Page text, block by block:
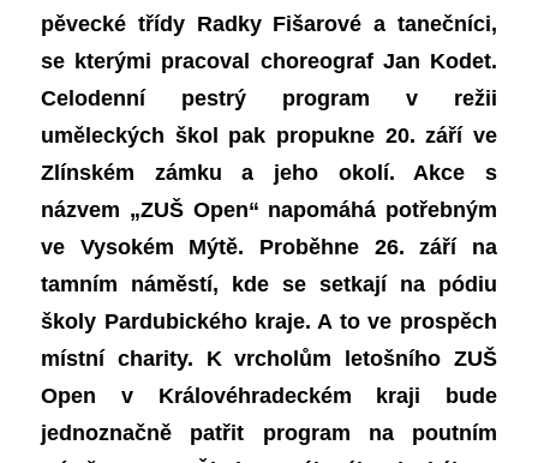
pěvecké třídy Radky Fišarové a tanečníci,
se kterými pracoval choreograf Jan Kodet.
Celodenní pestrý program v režii
uměleckých škol pak propukne 20. září ve
Zlínském zámku a jeho okolí. Akce s
názvem „ZUŠ Open“ napomáhá potřebným
ve Vysokém Mýtě. Proběhne 26. září na
tamním náměstí, kde se setkají na pódiu
školy Pardubického kraje. A to ve prospěch
místní charity. K vrcholům letošního ZUŠ
Open v Královéhradeckém kraji bude
jednoznačně patřit program na poutním